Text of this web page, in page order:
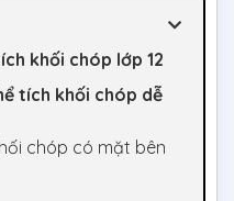
khối chóp lớp 12
tích khối chóp dễ
chóp có mặt bên